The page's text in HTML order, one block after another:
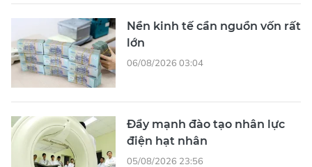
Nền kinh tế cần nguồn vốn rất
lớn
06/08/2026 03:04
Đẩy mạnh đào tạo nhân lực
điện hạt nhân
05/08/2026 23:56